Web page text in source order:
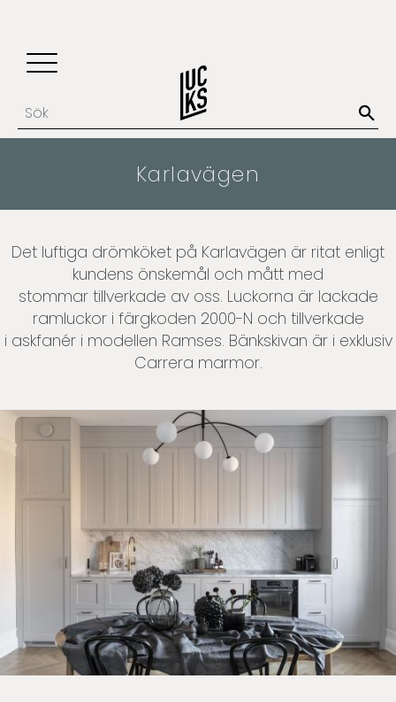
Karlavägen
Det luftiga drömköket på Karlavägen är ritat enligt
kundens önskemål och mått med
stommar tillverkade av oss. Luckorna är lackade
ramluckor i färgkoden 2000-N och tillverkade
i askfanér i modellen Ramses. Bänkskivan är i exklusiv
Carrera marmor.